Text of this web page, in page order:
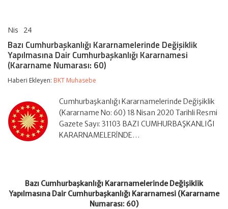
Nis 24
Kararnamelerinde
Değişiklik
Yapılmasına
Cumhurbaşkanlığı
(Kararname
Numarası:
60)
için
Bazı Cumhurbaşkanlığı Kararnamelerinde Değişiklik
Yapılmasına Dair Cumhurbaşkanlığı Kararnamesi
(Kararname Numarası: 60)
Haberi Ekleyen: BKT Muhasebe
Cumhurbaşkanlığı Kararnamelerinde Değişiklik
(Kararname No: 60) 18 Nisan 2020 Tarihli Resmi
Gazete Sayı: 31103 BAZI CUMHURBAŞKANLIĞI
KARARNAMELERİNDE…
Bazı Cumhurbaşkanlığı Kararnamelerinde Değişiklik
Yapılmasına Dair Cumhurbaşkanlığı Kararnamesi (Kararname
Numarası: 60)